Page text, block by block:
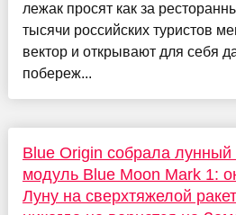
лежак просят как за
тысячи российских туристов
вектор и открывают для себя
побереж...
Blue Origin собрала
модуль Blue Moon Mark 1:
Луну на сверхтяжелой